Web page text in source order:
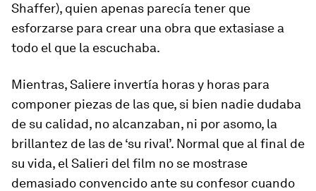
Shaffer), quien apenas parecía tener que
esforzarse para crear una obra que extasiase a
todo el que la escuchaba.
Mientras, Saliere invertía horas y horas para
componer piezas de las que, si bien nadie dudaba
de su calidad, no alcanzaban, ni por asomo, la
brillantez de las de ‘su rival’. Normal que al final de
su vida, el Salieri del film no se mostrase
demasiado convencido ante su confesor cuando